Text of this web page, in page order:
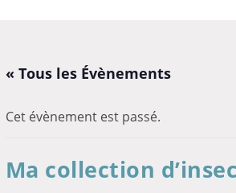
« Tous les Évènements
Cet évènement est passé.
Ma collection